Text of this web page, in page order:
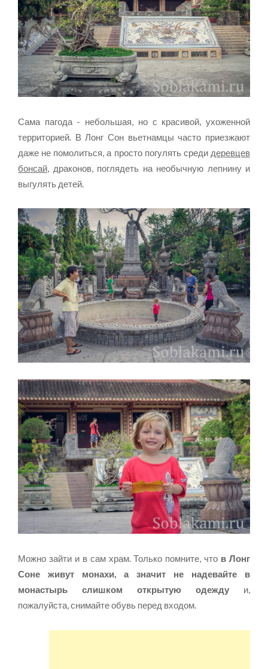
Сама пагода - небольшая, но с красивой, ухоженной
территорией. В Лонг Сон вьетнамцы часто приезжают
даже не помолиться, а просто погулять среди деревцев
бонсай, драконов, поглядеть на необычную лепнину и
выгулять детей.
Можно зайти и в сам храм. Только помните, что в Лонг
Соне живут монахи, а значит не надевайте в
монастырь слишком открытую одежду и,
пожалуйста, снимайте обувь перед входом.